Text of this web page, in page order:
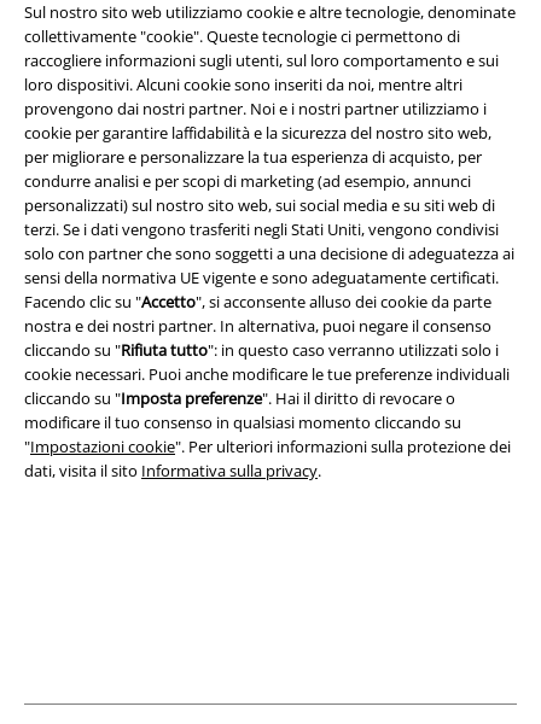
Sul nostro sito web utilizziamo cookie e altre tecnologie, denominate
collettivamente "cookie". Queste tecnologie ci permettono di
raccogliere informazioni sugli utenti, sul loro comportamento e sui
loro dispositivi. Alcuni cookie sono inseriti da noi, mentre altri
provengono dai nostri partner. Noi e i nostri partner utilizziamo i
cookie per garantire laffidabilità e la sicurezza del nostro sito web,
per migliorare e personalizzare la tua esperienza di acquisto, per
condurre analisi e per scopi di marketing (ad esempio, annunci
personalizzati) sul nostro sito web, sui social media e su siti web di
terzi. Se i dati vengono trasferiti negli Stati Uniti, vengono condivisi
solo con partner che sono soggetti a una decisione di adeguatezza ai
sensi della normativa UE vigente e sono adeguatamente certificati.
Facendo clic su "Accetto", si acconsente alluso dei cookie da parte
nostra e dei nostri partner. In alternativa, puoi negare il consenso
cliccando su "Rifiuta tutto": in questo caso verranno utilizzati solo i
cookie necessari. Puoi anche modificare le tue preferenze individuali
cliccando su "Imposta preferenze". Hai il diritto di revocare o
modificare il tuo consenso in qualsiasi momento cliccando su
"Impostazioni cookie". Per ulteriori informazioni sulla protezione dei
dati, visita il sito Informativa sulla privacy.
Info legali
Termini & Condizioni
Redazione
Legge sulla Privacy
Smaltimento rifiuti e protezione dell’ambiente
Dichiarazione di Conformità
Informazioni sull'accessibilità